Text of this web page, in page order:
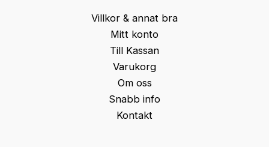
Villkor & annat bra
Mitt konto
Till Kassan
Varukorg
Om oss
Snabb info
Kontakt